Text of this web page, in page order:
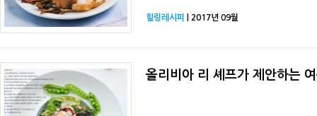
힐링레시피 | 2017년 09월
올리비아 리 셰프가 제안하는